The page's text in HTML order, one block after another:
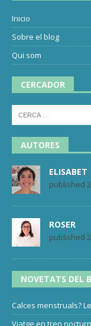
Inicio
Sobre el blog
Qui som
CERCADOR
AUTORES
ELISABET
published
ROSER
published
NOVETATS DEL
Calces menstruals?
Viatge en tren